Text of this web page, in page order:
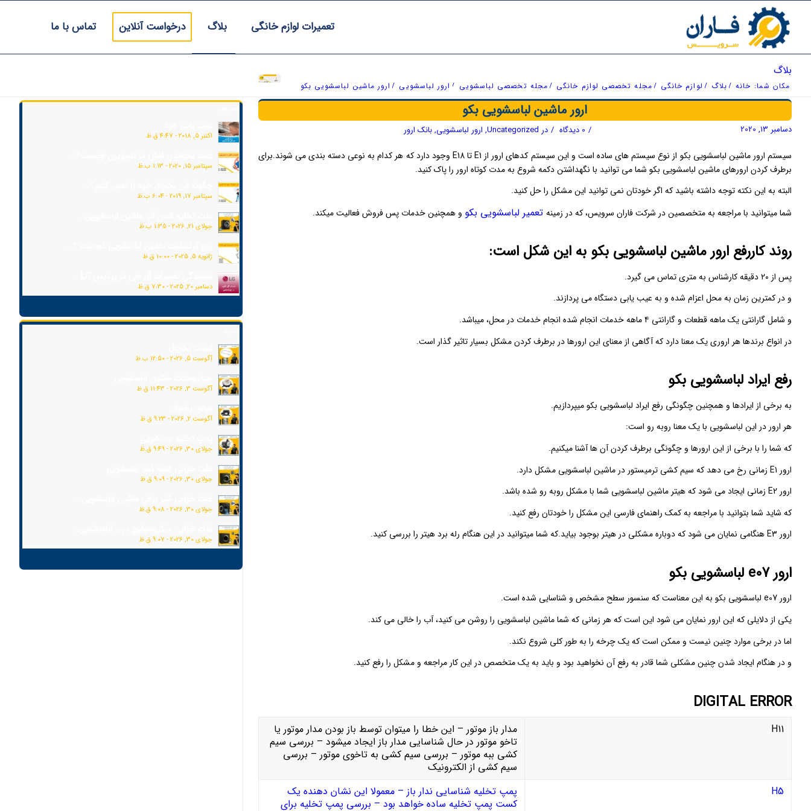
تعمیرات لوازم خانگی بلاگ درخواست آنلاین تماس با ما
بلاگ
مکان شما: خانه / بلاگ / لوازم خانگی / مجله تخصصی لوازم خانگی / مجله تخصصی لباسشویی / ارور لباسشویی / ارور ماشین لباسشویی بکو
ارور ماشین لباسشویی بکو
دسامبر 13, 2020 / 0 دیدگاه / در Uncategorized
, ارور لباسشویی,بانک ارور
سیستم ارور ماشین لباسشویی بکو از نوع سیستم های ساده است و این سیستم کدهای ارور از E1 تا E18 وجود دارد که هر کدام به نوعی دسته بندی می شوند.برای
برطرف کردن ارورهای ماشین لباسشویی بکو شما می توانید با نگهداشتن دکمه شروع به مدت کوتاه ارور را پاک کنید.
البته به این نکته توجه داشته باشید که اگر خودتان نمی توانید این مشکل را حل کنید.
شما میتوانید با مراجعه به متخصصین در شرکت فاران سرویس، که در زمینه تعمیر لباسشویی بکو و همچنین خدمات پس فروش فعالیت میکند.
روند کاررفع ارور ماشین لباسشویی بکو به این شکل است:
پس از ۲۰ دقیقه کارشناس به متری تماس می گیرد.
و در کمترین زمان به محل اعزام شده و به عیب یابی دستگاه می پردازند.
و شامل گارانتی یک ماهه قطعات و گارانتی ۴ ماهه خدمات انجام شده انجام خدمات در محل، میباشد.
در انواع برندها هر اروری یک معنا دارد که آگاهی از معنای این ارورها در برطرف کردن مشکل بسیار تاثیر گذار است.
رفع ایراد لباسشویی بکو
به برخی از ایرادها و همچنین چگونگی رفع ایراد لباسشویی بکو میپردازیم.
هر ارور در این لباسشویی با یک معنا روبه رو است:
که شما را با برخی از این ارورها و چگونگی برطرف کردن آن ها آشنا میکنیم.
ارور E1 زمانی رخ می دهد که سیم کشی ترمیستور در ماشین لباسشویی مشکل دارد.
ارور E2 زمانی ایجاد می شود که هیتر ماشین لباسشویی شما با مشکل روبه رو شده باشد.
که شاید شما بتوانید با مراجعه به کمک راهنمای فارسی این مشکل را خودتان رفع کنید.
ارور E3 هنگامی نمایان می شود که دوباره مشکلی در هیتر بوجود بیاید.که شما میتوانید در این هنگام رله برد هیتر را بررسی کنید.
ارور e07 لباسشویی بکو
ارور e07 لباسشویی بکو به این معناست که سنسور سطح مشخص و شناسایی شده است.
یکی از دلایلی که این ارور نمایان می شود این است که هر زمانی که شما ماشین لباسشویی را روشن می کنید، آب را خالی می کند.
اما در برخی موارد چنین نیست و ممکن است که یک چرخه را به طور کلی شروع نکند.
و در هنگام ایجاد شدن چنین مشکلی شما قادر به رفع آن نخواهید بود و باید به یک متخصص در این کار مراجعه و مشکل را رفع کنید.
DIGITAL ERROR
H11
مدار باز موتور – این خطا را میتوان توسط باز بودن مدار موتور یا
تاخو موتور در حال شناسایی مدار باز ایجاد میشود – بررسی سیم
کشی ببه موتور – بررسی سیم کشی به تاخوی موتور – بررسی
سیم کشی از الکترونیک
H5
پمپ تخلیه شناسایی ندار باز – معمولا این نشان دهنده یک
کست پمپ تخلیه ساده خواهد بود – بررسی پمپ تخلیه برای
اکتبر 5, 2018 - 4:47 ق.ظ
سپتامبر 15, 2020 - 1:13 ب.ظ
سپتامبر 17, 2019 - 6:04 ب.ظ
جولای 21, 2026 - 1:35 ب.ظ
ژانویه 5, 2025 - 10:00 ق.ظ
دسامبر 20, 2025 - 7:30 ق.ظ
آگوست 5, 2026 - 12:50 ب.ظ
آگوست 3, 2026 - 11:43 ق.ظ
آگوست 2, 2026 - 9:23 ق.ظ
جولای 30, 2026 - 9:49 ق.ظ
جولای 30, 2026 - 9:09 ق.ظ
جولای 30, 2026 - 9:08 ق.ظ
جولای 30, 2026 - 9:07 ق.ظ